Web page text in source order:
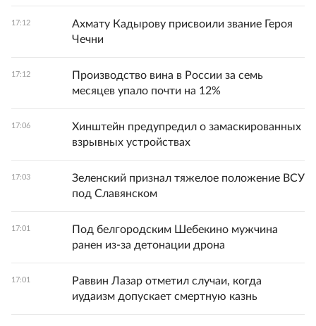
17:12
Ахмату Кадырову присвоили звание Героя
Чечни
17:12
Производство вина в России за семь
месяцев упало почти на 12%
17:06
Хинштейн предупредил о замаскированных
взрывных устройствах
17:03
Зеленский признал тяжелое положение ВСУ
под Славянском
17:01
Под белгородским Шебекино мужчина
ранен из-за детонации дрона
17:01
Раввин Лазар отметил случаи, когда
иудаизм допускает смертную казнь